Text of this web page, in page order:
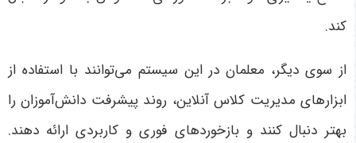
کند.
از سوی دیگر، معلمان در این سیستم می‌توانند با استفاده از
ابزارهای مدیریت کلاس آنلاین، روند پیشرفت دانش‌آموزان را
بهتر دنبال کنند و بازخوردهای فوری و کاربردی ارائه دهند.